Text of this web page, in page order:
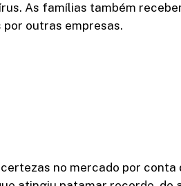
As famílias também
por outras empresas.
no mercado por conta